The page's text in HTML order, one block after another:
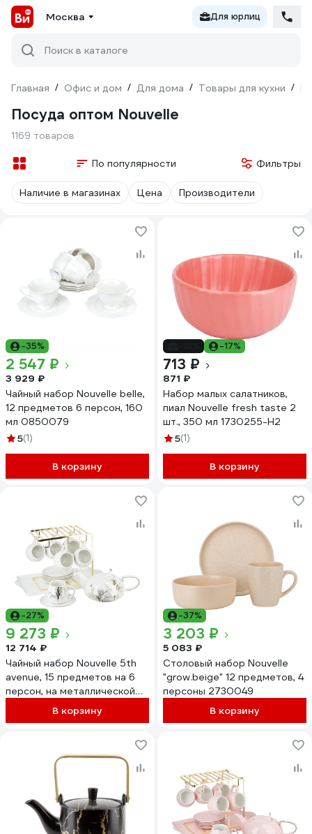
Москва Для юрлиц
Поиск в каталоге
Главная / Офис и дом / Для дома / Товары для кухни /
Посуда оптом Nouvelle
1169 товаров
По популярности Фильтры
Наличие в магазинах Цена Производители
-35%
2 547 ₽
3 929 ₽
Чайный набор Nouvelle belle,
12 предметов 6 персон, 160
мл 0850079
5(1)
В корзину
-17%
713 ₽
871 ₽
Набор малых салатников,
пиал Nouvelle fresh taste 2
шт., 350 мл 1730255-Н2
5(1)
В корзину
-27%
9 273 ₽
12 714 ₽
Чайный набор Nouvelle 5th
avenue, 15 предметов на 6
персон, на металлической
подставке, с подносом, 280
В корзину
-37%
3 203 ₽
5 083 ₽
Столовый набор Nouvelle
"grow.beige" 12 предметов, 4
персоны 2730049
В корзину